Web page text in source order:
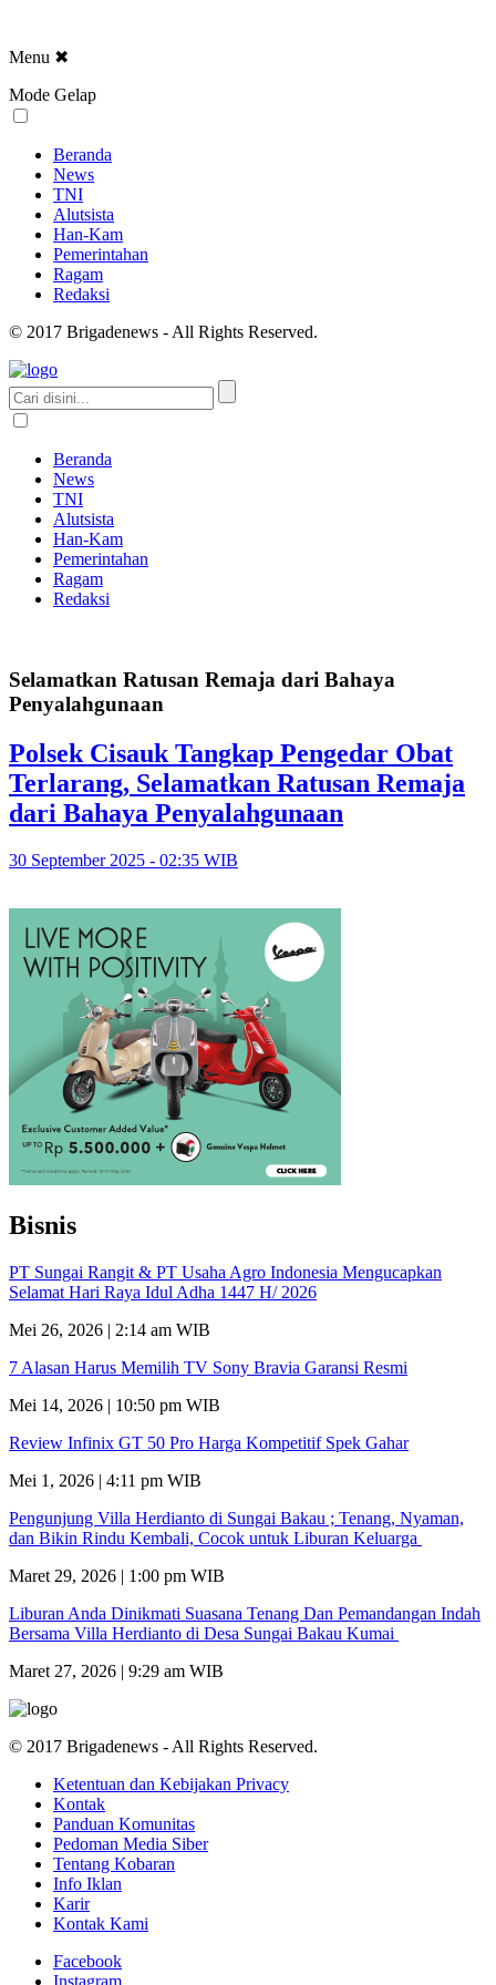
Menu ✖
Mode Gelap
Beranda
News
TNI
Alutsista
Han-Kam
Pemerintahan
Ragam
Redaksi
© 2017 Brigadenews - All Rights Reserved.
Beranda
News
TNI
Alutsista
Han-Kam
Pemerintahan
Ragam
Redaksi
Selamatkan Ratusan Remaja dari Bahaya
Penyalahgunaan
Polsek Cisauk Tangkap Pengedar Obat
Terlarang, Selamatkan Ratusan Remaja
dari Bahaya Penyalahgunaan
30 September 2025 - 02:35 WIB
Bisnis
PT Sungai Rangit & PT Usaha Agro Indonesia Mengucapkan
Selamat Hari Raya Idul Adha 1447 H/ 2026
Mei 26, 2026 | 2:14 am WIB
7 Alasan Harus Memilih TV Sony Bravia Garansi Resmi
Mei 14, 2026 | 10:50 pm WIB
Review Infinix GT 50 Pro Harga Kompetitif Spek Gahar
Mei 1, 2026 | 4:11 pm WIB
Pengunjung Villa Herdianto di Sungai Bakau ; Tenang, Nyaman,
dan Bikin Rindu Kembali, Cocok untuk Liburan Keluarga
Maret 29, 2026 | 1:00 pm WIB
Liburan Anda Dinikmati Suasana Tenang Dan Pemandangan Indah
Bersama Villa Herdianto di Desa Sungai Bakau Kumai
Maret 27, 2026 | 9:29 am WIB
© 2017 Brigadenews - All Rights Reserved.
Ketentuan dan Kebijakan Privacy
Kontak
Panduan Komunitas
Pedoman Media Siber
Tentang Kobaran
Info Iklan
Karir
Kontak Kami
Facebook